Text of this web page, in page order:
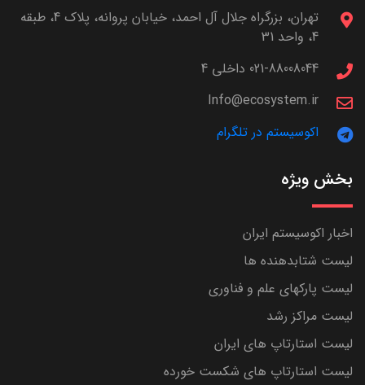
تهران، بزرگراه جلال آل احمد، خیابان پروانه، پلاک 4، طبقه
4، واحد 31
021-88008044 داخلی 4
Info@ecosystem.ir
اکوسیستم در تلگرام
بخش ویژه
اخبار اکوسیستم ایران
لیست شتابدهنده ها
لیست پارکهای علم و فناوری
لیست مراکز رشد
لیست استارتاپ های ایران
لیست استارتاپ های شکست خورده